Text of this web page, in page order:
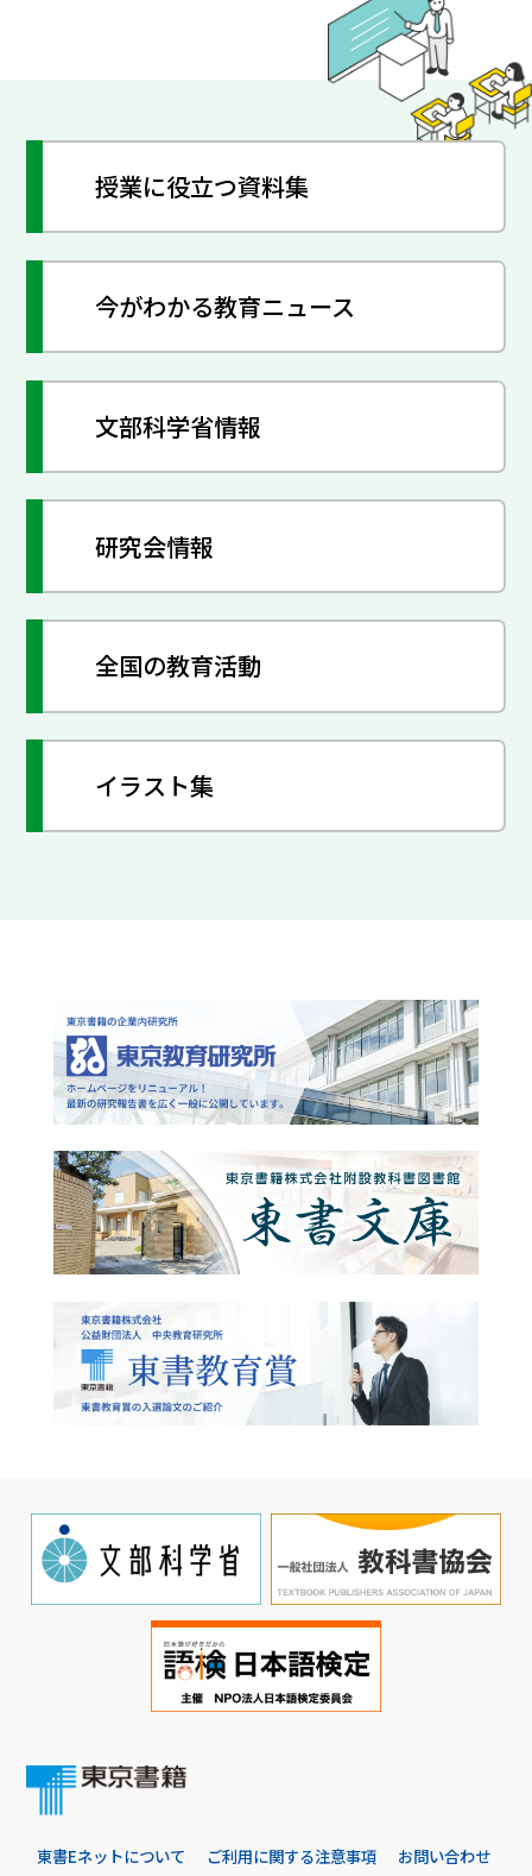
授業に役立つ資料集
今がわかる教育ニュース
文部科学省情報
研究会情報
全国の教育活動
イラスト集
東書Eネットについて ご利用に関する注意事項
お問い合わせ